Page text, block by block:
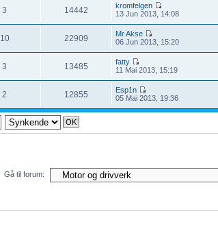
3 14442
kromfelgen
13 Jun 2013, 14:08
10 22909
Mr Akse
06 Jun 2013, 15:20
3 13485
fatty
11 Mai 2013, 15:19
2 12855
Esp1n
05 Mai 2013, 19:36
Gå til forum: